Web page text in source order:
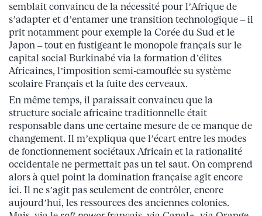
semblait convaincu de la nécessité pour l’Afrique de
s’adapter et d’entamer une transition technologique – il
prit notamment pour exemple la Corée du Sud et le
Japon – tout en fustigeant le monopole français sur le
capital social Burkinabé via la formation d’élites
Africaines, l’imposition semi-camouflée su système
scolaire Français et la fuite des cerveaux.
En même temps, il paraissait convaincu que la
structure sociale africaine traditionnelle était
responsable dans une certaine mesure de ce manque de
changement. Il m’expliqua que l’écart entre les modes
de fonctionnement sociétaux Africain et la rationalité
occidentale ne permettait pas un tel saut. On comprend
alors à quel point la domination française agit encore
ici. Il ne s’agit pas seulement de contrôler, encore
aujourd’hui, les ressources des anciennes colonies.